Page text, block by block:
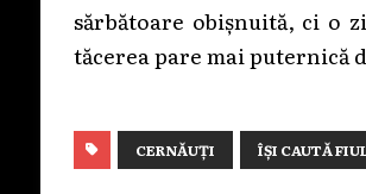
sărbătoare obișnuită, ci o
tăcerea pare mai puternică
CERNĂUȚI ÎȘI CAUTĂ